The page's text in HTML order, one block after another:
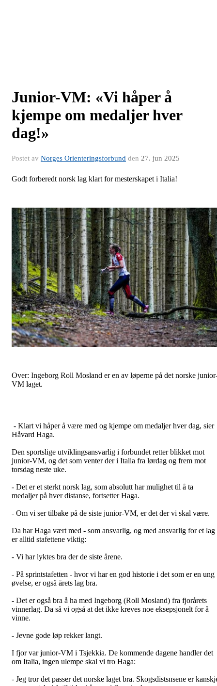
Junior-VM: «Vi håper å
kjempe om medaljer hver
dag!»
Postet av Norges Orienteringsforbund den 27. jun 2025
Godt forberedt norsk lag klart for mesterskapet i Italia!
Over: Ingeborg Roll Mosland er en av løperne på det norske
VM laget.
- Klart vi håper å være med og kjempe om medaljer hver dag, sier
Håvard Haga.
Den sportslige utviklingsansvarlig i forbundet retter blikket mot
junior-VM, og det som venter der i Italia fra lørdag og frem mot
torsdag neste uke.
- Det er et sterkt norsk lag, som absolutt har mulighet til å ta
medaljer på hver distanse, fortsetter Haga.
- Om vi ser tilbake på de siste junior-VM, er det der vi skal være.
Da har Haga vært med - som ansvarlig, og med ansvarlig for et lag
er alltid stafettene viktig:
- Vi har lyktes bra der de siste årene.
- På sprintstafetten - hvor vi har en god historie i det som er en ung
øvelse, er også årets lag bra.
- Det er også bra å ha med Ingeborg (Roll Mosland) fra fjorårets
vinnerlag. Da så vi også at det ikke kreves noe eksepsjonelt for å
vinne.
- Jevne gode løp rekker langt.
I fjor var junior-VM i Tsjekkia. De kommende dagene handler det
om Italia, ingen ulempe skal vi tro Haga:
- Jeg tror det passer det norske laget bra. Skogsdistsnsene er